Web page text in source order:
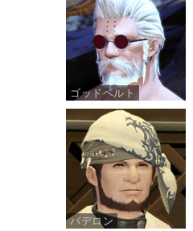
ゴッドベルト
バデロン